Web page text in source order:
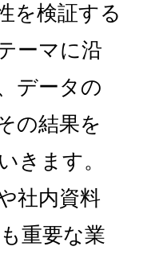
を検証する
ーマに沿
データの
の結果を
きます。
社内資料
重要な業